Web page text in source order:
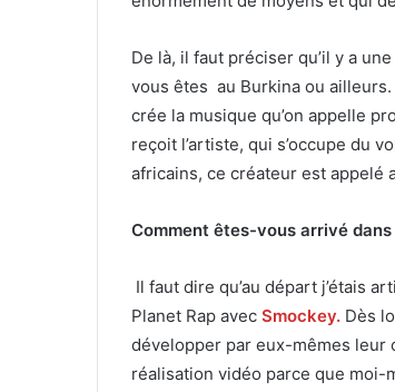
De là, il faut préciser qu’il y a
vous êtes au Burkina ou ailleurs.
crée la musique qu’on appelle
reçoit l’artiste, qui s’occupe du
africains, ce créateur est appelé
Comment êtes-vous arrivé
Il faut dire qu’au départ j’étais
Planet Rap avec Smockey. Dès
développer par eux-mêmes leur
réalisation vidéo parce que moi-